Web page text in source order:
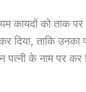
कायदों को ताक
कर दिया, ताकि
के नाम पर कर